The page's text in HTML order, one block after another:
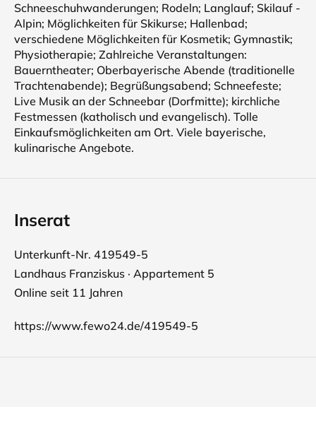
Schneeschuhwanderungen; Rodeln; Langlauf; Skilauf -
Alpin; Möglichkeiten für Skikurse; Hallenbad;
verschiedene Möglichkeiten für Kosmetik; Gymnastik;
Physiotherapie; Zahlreiche Veranstaltungen:
Bauerntheater; Oberbayerische Abende (traditionelle
Trachtenabende); Begrüßungsabend; Schneefeste;
Live Musik an der Schneebar (Dorfmitte); kirchliche
Festmessen (katholisch und evangelisch). Tolle
Einkaufsmöglichkeiten am Ort. Viele bayerische,
kulinarische Angebote.
Inserat
Unterkunft-Nr. 419549-5
Landhaus Franziskus · Appartement 5
Online seit 11 Jahren
https://www.fewo24.de/419549-5